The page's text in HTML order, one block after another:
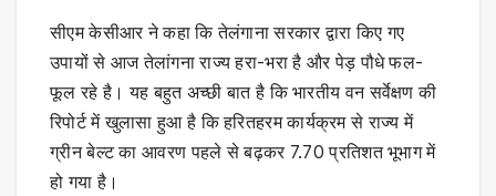
सीएम केसीआर ने कहा कि तेलंगाना सरकार द्वारा किए गए
उपायों से आज तेलांगना राज्य हरा-भरा है और पेड़ पौधे फल-
फूल रहे है। यह बहुत अच्छी बात है कि भारतीय वन सर्वेक्षण की
रिपोर्ट में खुलासा हुआ है कि हरितहरम कार्यक्रम से राज्य में
ग्रीन बेल्ट का आवरण पहले से बढ़कर 7.70 प्रतिशत भूभाग में
हो गया है।